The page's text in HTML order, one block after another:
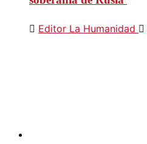
Editor La Humanidad